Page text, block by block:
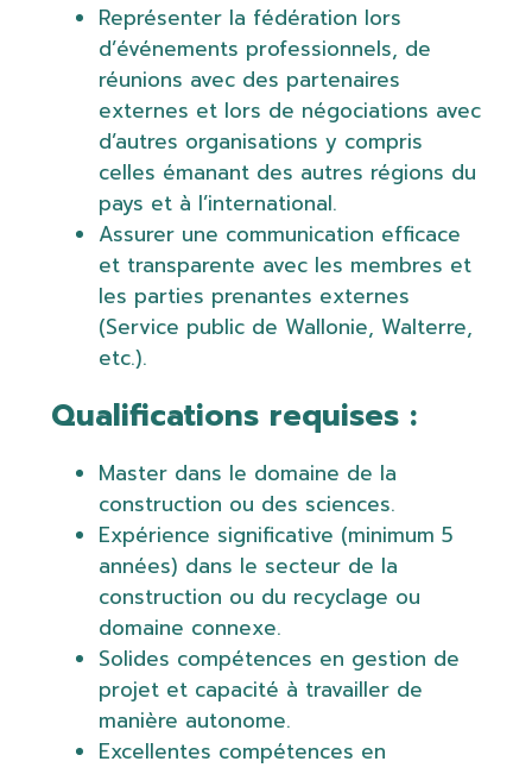
Représenter la fédération lors
d’événements professionnels, de
réunions avec des partenaires
externes et lors de négociations avec
d’autres organisations y compris
celles émanant des autres régions du
pays et à l’international.
Assurer une communication efficace
et transparente avec les membres et
les parties prenantes externes
(Service public de Wallonie, Walterre,
etc.).
Qualifications requises :
Master dans le domaine de la
construction ou des sciences.
Expérience significative (minimum 5
années) dans le secteur de la
construction ou du recyclage ou
domaine connexe.
Solides compétences en gestion de
projet et capacité à travailler de
manière autonome.
Excellentes compétences en